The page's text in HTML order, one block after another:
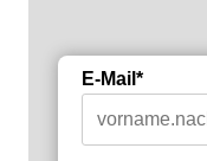
E-Mail*